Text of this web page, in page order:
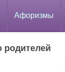
Афоризмы